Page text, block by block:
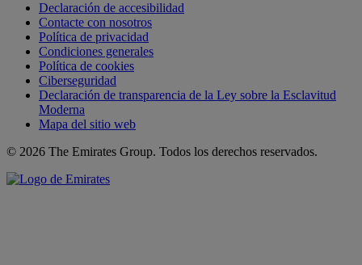
Declaración de accesibilidad
Contacte con nosotros
Política de privacidad
Condiciones generales
Política de cookies
Ciberseguridad
Declaración de transparencia de la Ley sobre la Esclavitud
Moderna
Mapa del sitio web
© 2026 The Emirates Group. Todos los derechos reservados.